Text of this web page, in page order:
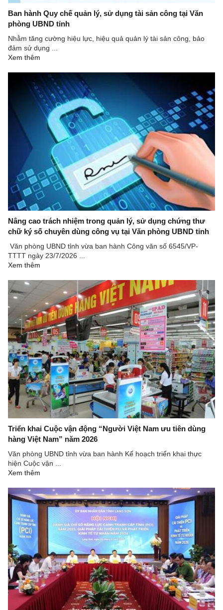
Ban hành Quy chế quản lý, sử dụng tài sản công tại Văn
phòng UBND tỉnh
Nhằm tăng cường hiệu lực, hiệu quả quản lý tài sản công, bảo
đảm sử dụng ...
Xem thêm
Nâng cao trách nhiệm trong quản lý, sử dụng chứng thư
chữ ký số chuyên dùng công vụ tại Văn phòng UBND tỉnh
Văn phòng UBND tỉnh vừa ban hành Công văn số 6545/VP-
TTTT ngày 23/7/2026 ...
Xem thêm
Triển khai Cuộc vận động “Người Việt Nam ưu tiên dùng
hàng Việt Nam” năm 2026
Văn phòng UBND tỉnh vừa ban hành Kế hoạch triển khai thực
hiện Cuộc vận ...
Xem thêm